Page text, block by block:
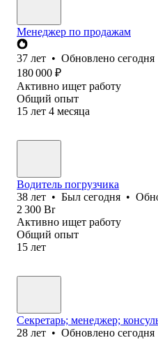
Менеджер по продажам
37 лет • Обновлено сегодня
180 000 ₽
Активно ищет работу
Общий опыт
15 лет 4 месяца
Водитель погрузчика
38 лет • Был сегодня •
2 300 Br
Активно ищет работу
Общий опыт
15 лет
Секретарь; менеджер;
28 лет • Обновлено сегодня